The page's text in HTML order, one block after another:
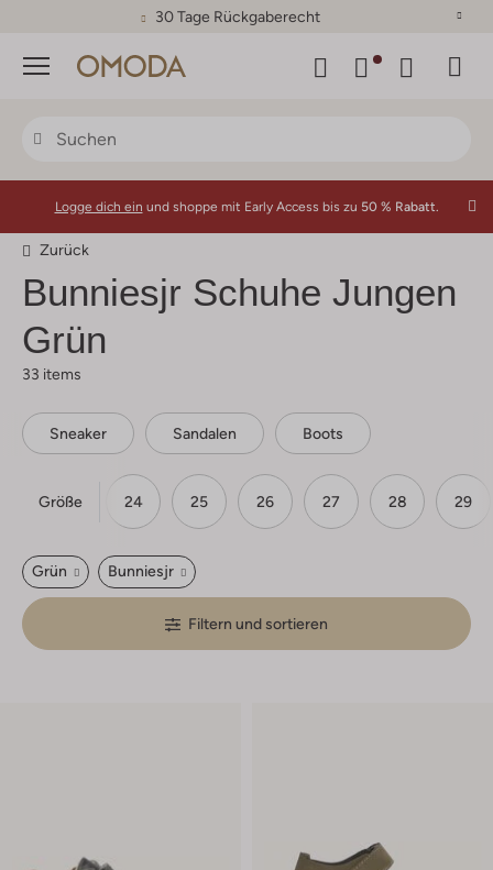
30 Tage Rückgaberecht
Menü
Logge dich ein und shoppe mit Early Access bis zu 50 % Rabatt.
Zurück
Bunniesjr Schuhe Jungen
Grün
33 items
Sneaker Sandalen Boots
Größe
23 24 25 26 27 28 29
Grün Bunniesjr
Filtern und sortieren